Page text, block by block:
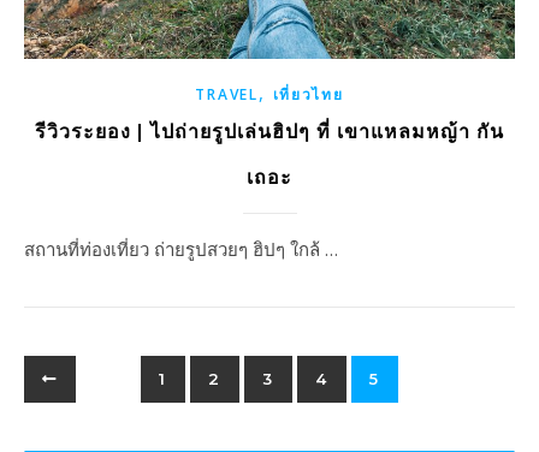
TRAVEL, เที่ยวไทย
รีวิวระยอง | ไปถ่ายรูปเล่นฮิปๆ ที่ เขาแหลมหญ้า กัน
เถอะ
สถานที่ท่องเที่ยว ถ่ายรูปสวยๆ ฮิปๆ ใกล้ …
1 2 3 4 5